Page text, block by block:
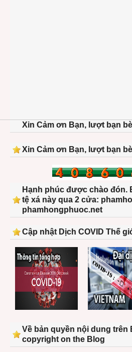
Xin Cảm ơn Bạn, lượt bạn
Xin Cảm ơn Bạn, lượt bạn
Hạnh phúc được chào đón.
tệ xá này qua 2 cửa:
phamhongphuoc.net
Cập nhật Dịch COVID Thế
Về bản quyền nội dung trên
copyright on the Blog